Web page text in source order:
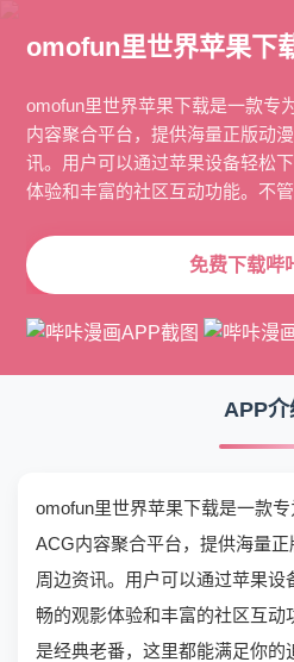
omofun里世界苹果下
omofun里世界苹果下载是一款专
内容聚合平台，提供海量正版动
讯。用户可以通过苹果设备轻松
体验和丰富的社区互动功能。不
免费下载哔
APP介
omofun里世界苹果下载是一款
ACG内容聚合平台，提供海量
周边资讯。用户可以通过苹果设
畅的观影体验和丰富的社区互动
是经典老番，这里都能满足你的